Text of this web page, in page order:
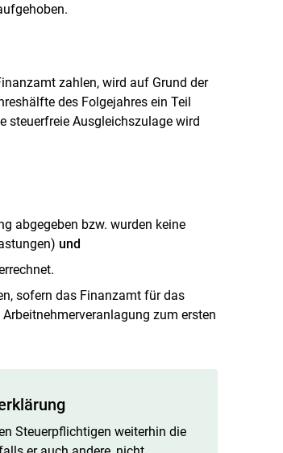
zahlen, wird auf Grund der
des Folgejahres ein Teil
steuerfreie Ausgleichszulage wird
abgegeben bzw. wurden keine
und
sofern das Finanzamt für das
zum ersten
Steuerpflichtigen weiterhin die